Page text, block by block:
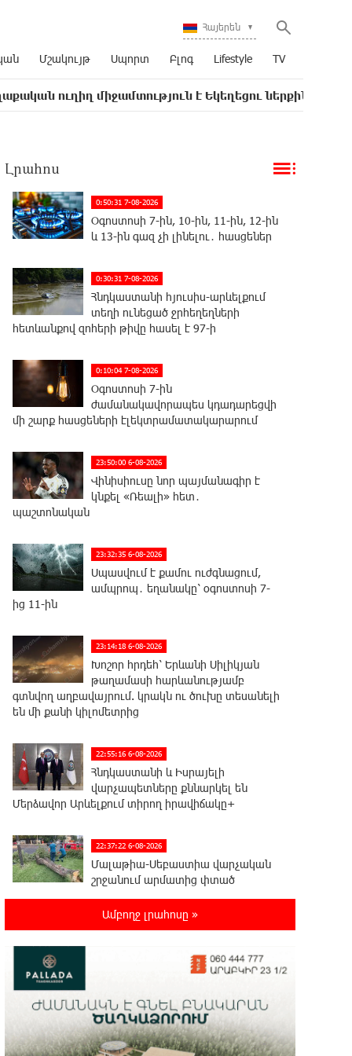
Հայերեն
Մշակույթ Սպորտ Բլոգ Lifestyle TV
միջամտություն է Եկեղեցու ներքին գործերին և
Լրահոս
0:50:31 7-08-2026
Օգոստոսի 7-ին, 10-ին, 11-ին, 12-ին
և 13-ին գազ չի լինելու․ հասցեներ
0:30:31 7-08-2026
Հնդկաստանի հյուսիս-արևելքում
տեղի ունեցած ջրհեղեղների
հետևանքով զոհերի թիվը հասել է 97-ի
0:10:04 7-08-2026
Օգոստոսի 7-ին
ժամանակավորապես կդադարեցվի
մի շարք հասցեների էլեկտրամատակարարում
23:50:00 6-08-2026
Վինիսիուսը նոր պայմանագիր է
կնքել «Ռեալի» հետ․
պաշտոնական
23:32:35 6-08-2026
Սպասվում է քամու ուժգնացում,
ամպրոպ․ եղանակը՝ օգոստոսի 7-
ից 11-ին
23:14:18 6-08-2026
Խոշոր հրդեհ՝ Երևանի Սիլիկյան
թաղամասի հարևանությամբ
գտնվող աղբավայրում. կրակն ու ծուխը տեսանելի
են մի քանի կիլոմետրից
22:55:16 6-08-2026
Հնդկաստանի և Իսրայելի
վարչապետները քննարկել են
Մերձավոր Արևելքում տիրող իրավիճակը+
22:37:22 6-08-2026
Մալաթիա-Սեբաստիա վարչական
շրջանում արմատից փտած
Իրանը և Օմանը պլանավորում են
փոխել Հորմուզի նեղուցի
նավագնացության կառուցվածքը
22:00:57 6-08-2026
8-ամյա Մոնթե Մուրադյանն ու
Ամբողջ լրահոսը »